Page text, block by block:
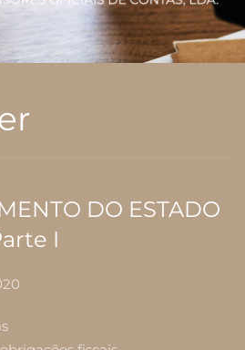
DO ESTADO
I